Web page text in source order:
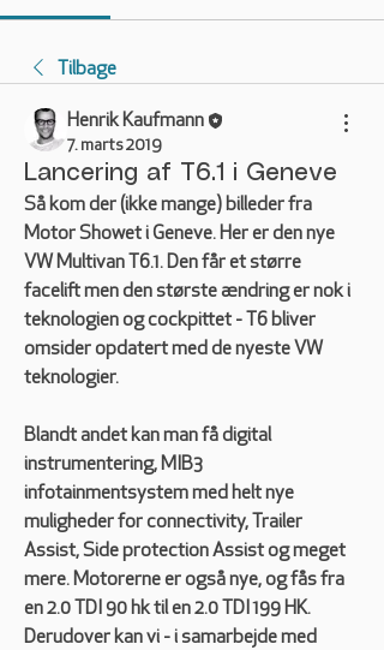
Tilbage
Henrik Kaufmann
7. marts 2019
Lancering af T6.1 i Geneve
Så kom der (ikke mange) billeder fra
Motor Showet i Geneve. Her er den nye
VW Multivan T6.1. Den får et større
facelift men den største ændring er nok i
teknologien og cockpittet - T6 bliver
omsider opdatert med de nyeste VW
teknologier.
Blandt andet kan man få digital
instrumentering, MIB3
infotainmentsystem med helt nye
muligheder for connectivity, Trailer
Assist, Side protection Assist og meget
mere. Motorerne er også nye, og fås fra
en 2.0 TDI 90 hk til en 2.0 TDI 199 HK.
Derudover kan vi - i samarbejde med